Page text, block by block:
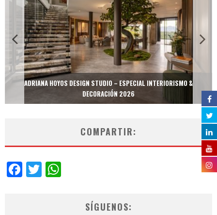
ADRIANA HOYOS DESIGN STUDIO – ESPECIAL INTERIORISMO &
DECORACIÓN 2026
COMPARTIR:
Facebook
Twitter
SÍGUENOS: